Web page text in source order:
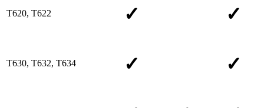
T620, T622 ✓ ✓
T630, T632, T634 ✓ ✓